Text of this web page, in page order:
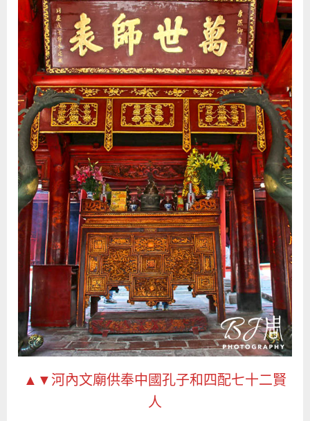
▲▼河內文廟供奉中國孔子和四配七十二賢
人